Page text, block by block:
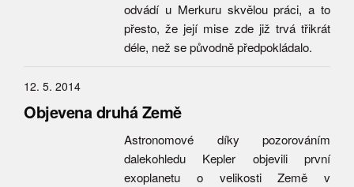
odvádí u Merkuru skvělou práci, a to
přesto, že její mise zde již trvá třikrát
déle, než se původně předpokládalo.
12. 5. 2014
Objevena druhá Země
Astronomové díky pozorováním
dalekohledu Kepler objevili první
exoplanetu o velikosti Země v